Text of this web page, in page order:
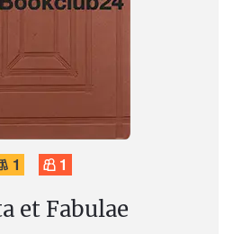
1 1
et Fabulae